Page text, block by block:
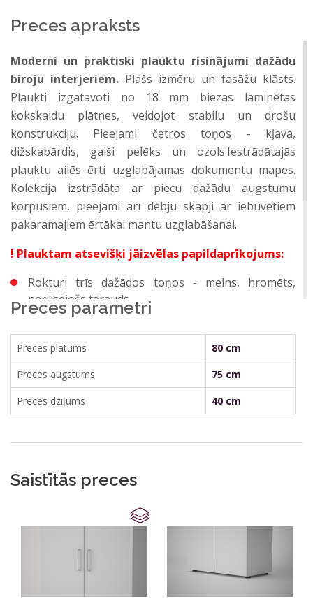
Preces apraksts
Moderni un praktiski plauktu risinājumi dažādu
biroju interjeriem. Plašs izmēru un fasāžu klāsts.
Plaukti izgatavoti no 18 mm biezas laminētas
kokskaidu plātnes, veidojot stabilu un drošu
konstrukciju. Pieejami četros toņos - kļava,
dižskabārdis, gaiši pelēks un ozols.Iestrādātajās
plauktu ailēs ērti uzglabājamas dokumentu mapes.
Kolekcija izstrādāta ar piecu dažādu augstumu
korpusiem, pieejami arī dēbju skapji ar iebūvētiem
pakaramajiem ērtākai mantu uzglabāšanai.
! Plauktam atsevišķi jāizvēlas papildaprīkojums:
Rokturi trīs dažādos toņos - melns, hromēts,
nerūsējošs tērauds.
Iespējams pievienot arī papildelementus:
Ievietojamu plauktu ailes
Ievietojamu atvilktņu bloku
Preces parametri
Preces platums
80 cm
Preces augstums
75 cm
Preces dziļums
40 cm
Saistītās preces